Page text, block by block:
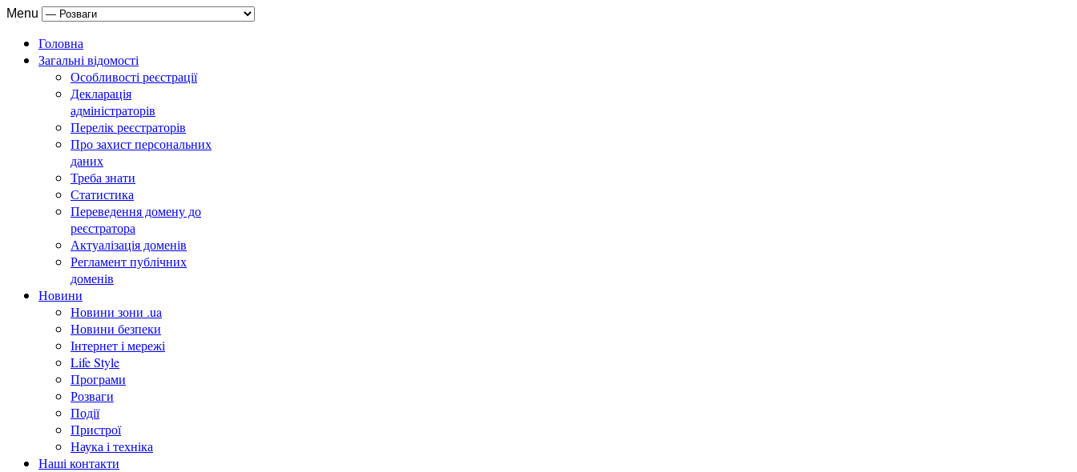
Menu
Головна
Загальні відомості
Особливості реєстрації
Декларація
адміністраторів
Перелік реєстраторів
Про захист персональних
даних
Треба знати
Статистика
Переведення домену до
реєстратора
Актуалізація доменів
Регламент публічних
доменів
Новини
Новини зони .ua
Новини безпеки
Інтернет і мережі
Life Style
Програми
Розваги
Події
Пристрої
Наука і техніка
Наші контакти